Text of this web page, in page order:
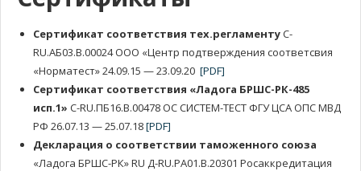
Сертификат соответствия тех.регламентуC-
RU.АБ03.В.00024 ООО «Центр подтверждения соответсвия
«Норматест» 24.09.15 — 23.09.20 [PDF]
Сертификат соответствия «Ладога БРШС-РК-485
исп.1» C-RU.ПБ16.В.00478 ОС СИСТЕМ-ТЕСТ ФГУ ЦСА ОПС МВД
РФ 26.07.13 — 25.07.18[PDF]
Декларация о соответствии таможенного союза
«Ладога БРШС-РК» RU Д-RU.РА01.В.20301 Росаккредитация